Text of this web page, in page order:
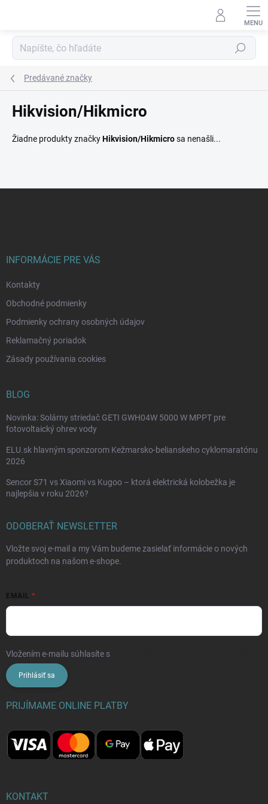
Hľadať
Predávané značky
Hikvision/Hikmicro
Žiadne produkty značkyHikvision/Hikmicrosa nenašli...
INFORMÁCIE PRE VÁS
Kontakty
Obchodné podmienky
Podmienky ochrany osobných údajov
Reklamačný poriadok
Zásady používania cookies
BLOG
Novinka: Solárny striedač GETI GWH04W 5000 W MPPT pre
fotovoltaický ohrev vody
ELU.sk hlavným sponzorom Kežmarsko-belianskeho cyklomaratónu
2026
Sencor S71 vs Xiaomi vs Kugoo – ktorá elektrická kolobežka je
najlepšia v roku 2026?
ODOBERAŤ NEWSLETTER
Vložte svoj e-mail a my Vám budeme zasielať informácie o nových
produktoch na našom e-shope.
EMAIL
Vložením e-mailu súhlasíte s
Prihlásiť sa
PRIJÍMAME ONLINE PLATBY
KONTAKT